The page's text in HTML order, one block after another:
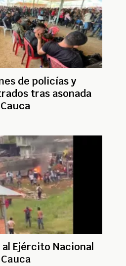
de policías y
tras asonada
Ejército Nacional